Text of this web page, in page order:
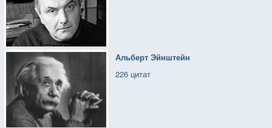
Альберт Эйнштейн
226 цитат